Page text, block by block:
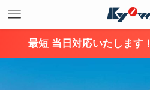
最短 当日対応いたします！